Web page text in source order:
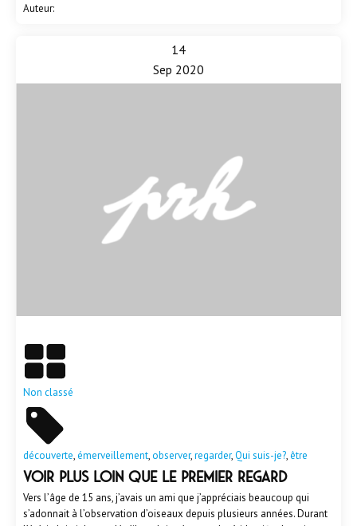
Auteur:
14
Sep 2020
Non classé
découverte,émerveillement,observer,regarder,Qui suis-je?,être
Voir plus loin que le premier regard
Vers l’âge de 15 ans, j’avais un ami que j’appréciais beaucoup qui
s’adonnait à l’observation d’oiseaux depuis plusieurs années. Durant